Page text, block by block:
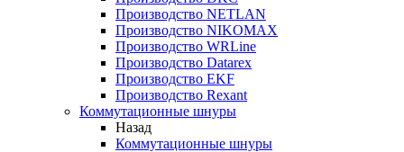
Производство NETLAN
Производство NIKOMAX
Производство WRLine
Производство Datarex
Производство EKF
Производство Rexant
Коммутационные шнуры
Назад
Коммутационные шнуры